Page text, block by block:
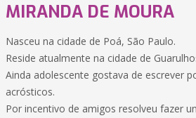
MIRANDA DE MOURA
Nasceu na cidade de Poá, São Paulo.
Reside atualmente na cidade de
Ainda adolescente gostava de escrever
acrósticos.
Por incentivo de amigos resolveu fazer